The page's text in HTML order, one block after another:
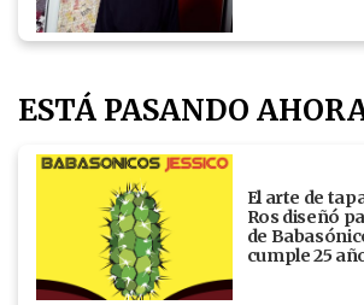
ESTÁ PASANDO
El arte de
Ros diseñó
de
cumple 25